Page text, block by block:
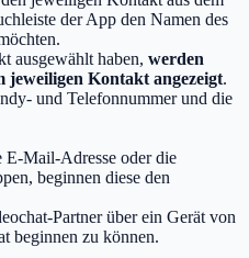
der App den Namen des
ausgewählt haben, werden
jeweiligen Kontakt angezeigt.
und Telefonnummer und die
E-Mail-Adresse oder die
beginnen diese den
Partner über ein Gerät von
beginnen zu können.